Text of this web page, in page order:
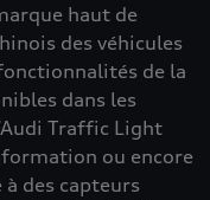
haut de
des véhicules
de la
dans les
Traffic Light
ou encore
à des capteurs